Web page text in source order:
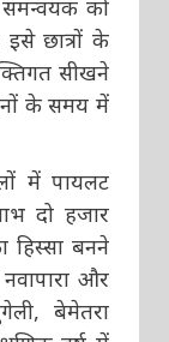
समन्वयक को
छात्रों के
सीखने
के समय में
में पायलट
दो हजार
हिस्सा बनने
और
बेमेतरा